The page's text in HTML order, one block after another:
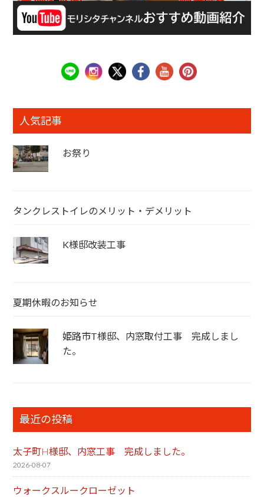
人気記事
お祭り
タンクレストイレのメリット・デメリット
K様邸改装工事
夏期休暇のお知らせ
姫路市T様邸、内窓取付工事 完成しまし
た。
最近の投稿
太子町H様邸、内窓工事 完成しました。
2026-08-07
ウォークスルークローゼット